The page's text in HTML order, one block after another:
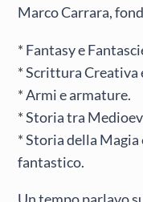
Marco Carrara,
* Fantasy e
* Scrittura Creativa
* Armi e armature.
* Storia tra
* Storia della Magia
fantastico.